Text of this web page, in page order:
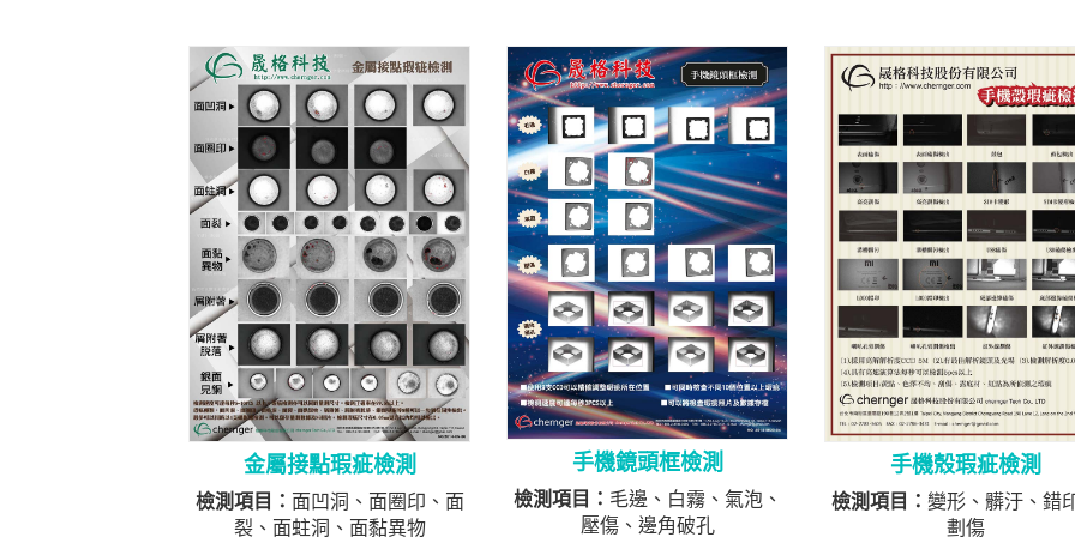
金屬接點瑕疵檢測
檢測項目： 面凹洞、面圈印、面
裂、面蛀洞、面黏異物
手機鏡頭框檢測
檢測項目： 毛邊、白霧、氣泡、
壓傷、邊角破孔
手機殼瑕疵檢測
檢測項目： 變形、髒汙、錯
劃傷